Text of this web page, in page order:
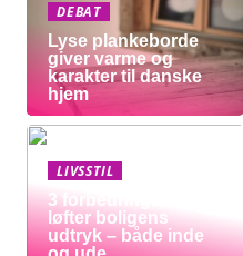
DEBAT
Lyse plankeborde
giver varme og
karakter til danske
hjem
LIVSSTIL
3 forbedringer der
løfter boligens
udtryk – både inde